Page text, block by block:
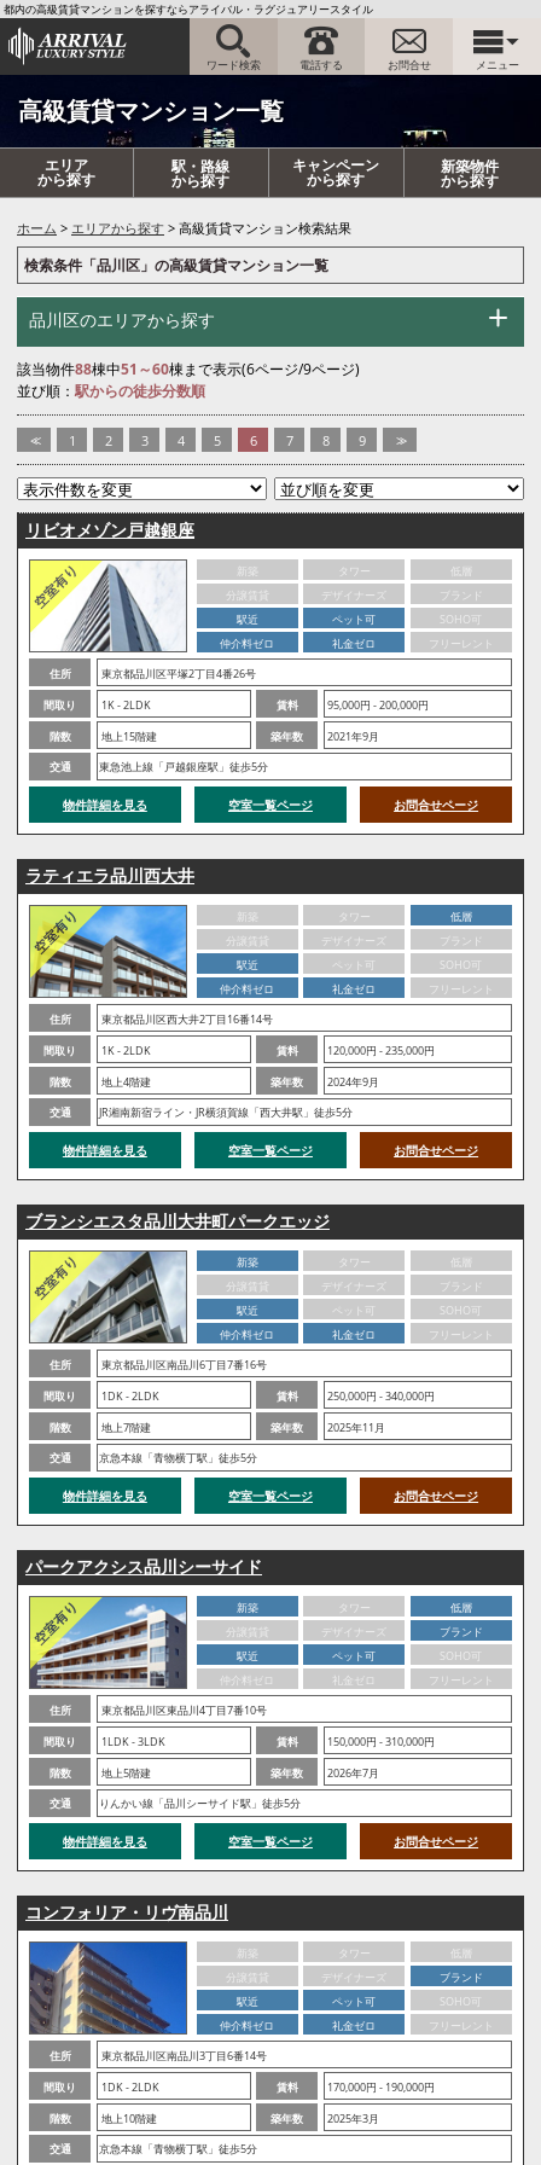
都内の高級賃貸マンションを探すならアライバル・ラグジュアリースタイル
ワード検索 電話する お問合せ メニュー
高級賃貸マンション一覧
エリア
から探す
駅・路線
から探す
キャンペーン
から探す
新築物件
から探す
ホーム エリアから探す 高級賃貸マンション検索結果
検索条件「品川区」の高級賃貸マンション一覧
品川区のエリアから探す
該当物件88棟中51～60棟まで表示(6ページ/9ページ)
並び順：駅からの徒歩分数順
<< 1 2 3 4 5 6 7 8 9 >>
リビオメゾン戸越銀座
新築 タワー
低層
分譲賃貸
デザイナーズ
ブランド
駅近
ペット可
SOHO可
仲介料ゼロ
礼金ゼロ
フリーレント
住所
東京都品川区平塚2丁目4番26号
間取り
1K - 2LDK 賃料
95,000円 - 200,000円
階数
地上15階建 築年数
2021年9月
交通
東急池上線「戸越銀座駅」徒歩5分
物件詳細を見る 空室一覧ページ お問合せページ
ラティエラ品川西大井
新築 タワー
低層
分譲賃貸
デザイナーズ
ブランド
駅近
ペット可
SOHO可
仲介料ゼロ
礼金ゼロ
フリーレント
住所
東京都品川区西大井2丁目16番14号
間取り
1K - 2LDK 賃料
120,000円 - 235,000円
階数
地上4階建 築年数
2024年9月
交通
JR湘南新宿ライン・JR横須賀線「西大井駅」徒歩5分
物件詳細を見る 空室一覧ページ お問合せページ
ブランシエスタ品川大井町パークエッジ
新築 タワー
低層
分譲賃貸
デザイナーズ
ブランド
駅近
ペット可
SOHO可
仲介料ゼロ
礼金ゼロ
フリーレント
住所
東京都品川区南品川6丁目7番16号
間取り
1DK - 2LDK 賃料
250,000円 - 340,000円
階数
地上7階建 築年数
2025年11月
交通
京急本線「青物横丁駅」徒歩5分
物件詳細を見る 空室一覧ページ お問合せページ
パークアクシス品川シーサイド
新築 タワー
低層
分譲賃貸
デザイナーズ
ブランド
駅近
ペット可
SOHO可
仲介料ゼロ
礼金ゼロ
フリーレント
住所
東京都品川区東品川4丁目7番10号
間取り
1LDK - 3LDK 賃料
150,000円 - 310,000円
階数
地上5階建 築年数
2026年7月
交通
りんかい線「品川シーサイド駅」徒歩5分
物件詳細を見る 空室一覧ページ お問合せページ
コンフォリア・リヴ南品川
新築 タワー
低層
分譲賃貸
デザイナーズ
ブランド
駅近
ペット可
SOHO可
仲介料ゼロ
礼金ゼロ
フリーレント
住所
東京都品川区南品川3丁目6番14号
間取り
1DK - 2LDK 賃料
170,000円 - 190,000円
階数
地上10階建 築年数
2025年3月
交通
京急本線「青物横丁駅」徒歩5分